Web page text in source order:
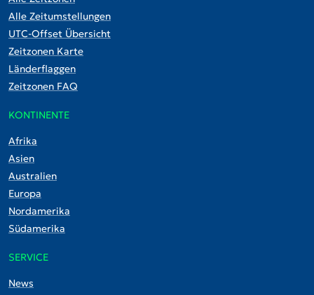
Alle Zeitumstellungen
UTC-Offset Übersicht
Zeitzonen Karte
Länderflaggen
Zeitzonen FAQ
KONTINENTE
Afrika
Asien
Australien
Europa
Nordamerika
Südamerika
SERVICE
News